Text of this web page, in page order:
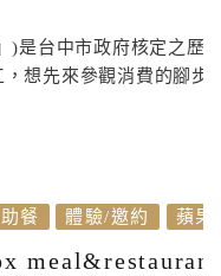
)是台中市政府核定之
想先來參觀消費的腳步
餐 體驗/邀約 蘋果